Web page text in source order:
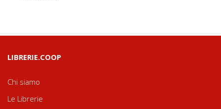
LIBRERIE.COOP
Chi siamo
Le Librerie